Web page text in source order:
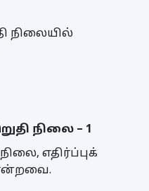
நிலையில்
நிலை – 1
எதிர்ப்புக்